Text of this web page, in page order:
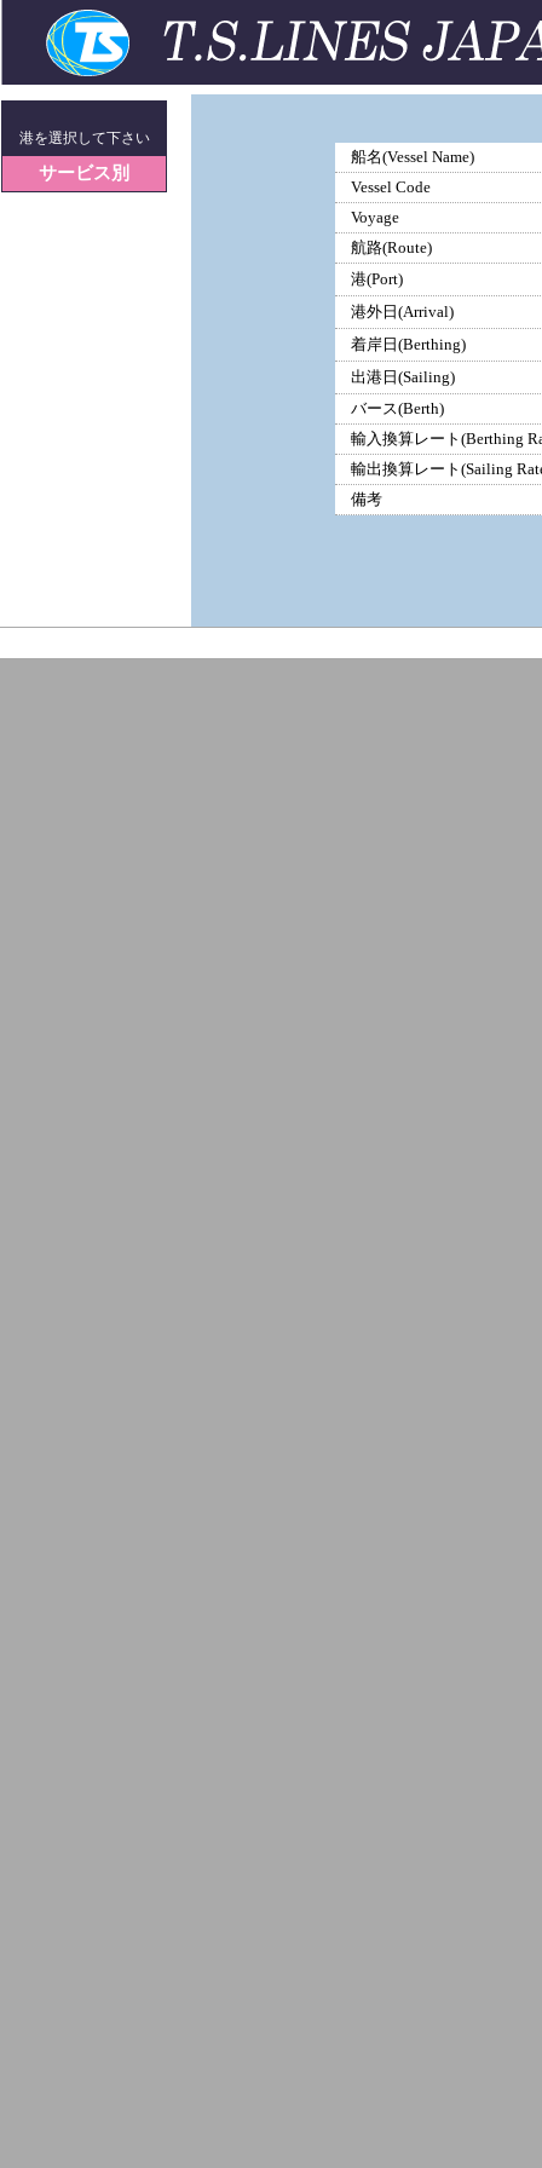
港を選択して下さい
サービス別
船名(Vessel Name)
Vessel Code
Voyage
航路(Route)
港(Port)
港外日(Arrival)
着岸日(Berthing)
出港日(Sailing)
バース(Berth)
輸入換算レート(Berthing
輸出換算レート(Sailing
備考